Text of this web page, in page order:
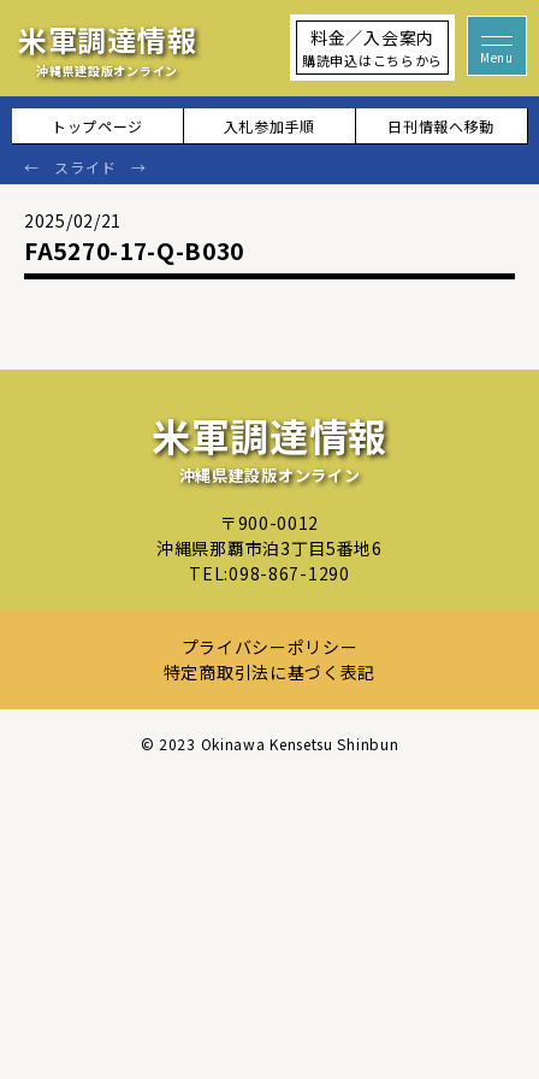
米軍調達情報
沖縄県建設版オンライン
料金／入会案内
購読申込はこちらから
トップページ 入札参加手順 日刊情報へ移動
2025/02/21
FA5270-17-Q-B030
米軍調達情報
沖縄県建設版オンライン
〒900-0012
沖縄県那覇市泊3丁目5番地6
TEL:098-867-1290
プライバシーポリシー
特定商取引法に基づく表記
©︎ 2023 Okinawa Kensetsu Shinbun